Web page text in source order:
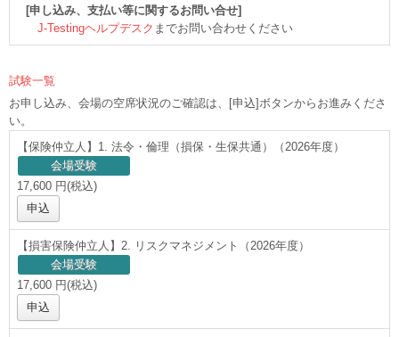
[申し込み、支払い等に関するお問い合せ]
J-Testingヘルプデスク までお問い合わせください
試験一覧
お申し込み、会場の空席状況のご確認は、[申込]ボタンからお進みくださ
い。
【保険仲立人】1. 法令・倫理（損保・生保共通）（2026年度）
会場受験
17,600 円(税込)
申込
【損害保険仲立人】2. リスクマネジメント（2026年度）
会場受験
17,600 円(税込)
申込